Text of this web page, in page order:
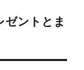
ゼントとま